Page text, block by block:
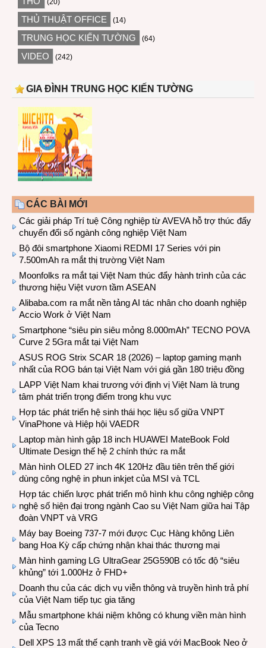
(20)
THỦ THUẬT OFFICE (14)
TRUNG HỌC KIẾN TƯỜNG (64)
VIDEO (242)
GIA ĐÌNH TRUNG HỌC KIẾN TƯỜNG
CÁC BÀI MỚI
Các giải pháp Trí tuệ Công nghiệp từ AVEVA hỗ trợ thúc đẩy
chuyển đổi số ngành công nghiệp Việt Nam
Bộ đôi smartphone Xiaomi REDMI 17 Series với pin
7.500mAh ra mắt thị trường Việt Nam
Moonfolks ra mắt tại Việt Nam thúc đẩy hành trình của các
thương hiệu Việt vươn tầm ASEAN
Alibaba.com ra mắt nền tảng AI tác nhân cho doanh nghiệp
Accio Work ở Việt Nam
Smartphone “siêu pin siêu mỏng 8.000mAh” TECNO POVA
Curve 2 5Gra mắt tại Việt Nam
ASUS ROG Strix SCAR 18 (2026) – laptop gaming mạnh
nhất của ROG bán tại Việt Nam với giá gần 180 triệu đồng
LAPP Việt Nam khai trương với định vị Việt Nam là trung
tâm phát triển trọng điểm trong khu vực
Hợp tác phát triển hệ sinh thái học liệu số giữa VNPT
VinaPhone và Hiệp hội VAEDR
Laptop màn hình gập 18 inch HUAWEI MateBook Fold
Ultimate Design thế hệ 2 chính thức ra mắt
Màn hình OLED 27 inch 4K 120Hz đầu tiên trên thế giới
dùng công nghệ in phun inkjet của MSI và TCL
Hợp tác chiến lược phát triển mô hình khu công nghiệp công
nghệ số hiện đại trong ngành Cao su Việt Nam giữa hai Tập
đoàn VNPT và VRG
Máy bay Boeing 737-7 mới được Cục Hàng không Liên
bang Hoa Kỳ cấp chứng nhận khai thác thương mại
Màn hình gaming LG UltraGear 25G590B có tốc độ “siêu
khủng” tới 1.000Hz ở FHD+
Doanh thu của các dịch vụ viễn thông và truyền hình trả phí
của Việt Nam tiếp tục gia tăng
Mẫu smartphone khái niệm không có khung viền màn hình
của Tecno
Dell XPS 13 mất thế cạnh tranh về giá với MacBook Neo ở